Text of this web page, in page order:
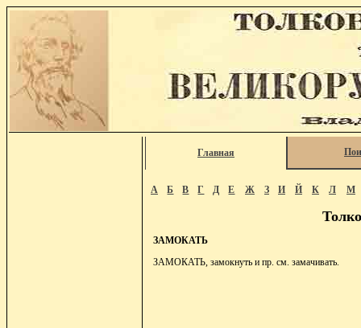
Главная
А Б В Г Д Е Ж З И Й К Л М
ЗАМОКАТЬ
ЗАМОКАТЬ, замокнуть и пр. см. замачивать.